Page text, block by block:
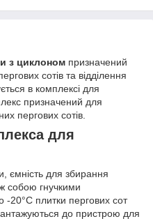
з циклоном призначений
сотів та відділення
в комплексі для
призначений для
пергових сотів.
для
ємність для збирання
собою гнучкими
20°C плитки пергових сот
до пристрою для